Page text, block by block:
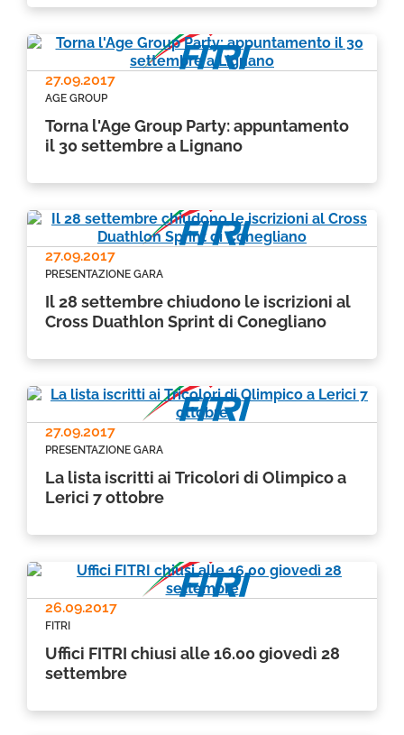
27.09.2017
AGE GROUP
Torna l'Age Group Party: appuntamento
il 30 settembre a Lignano
27.09.2017
PRESENTAZIONE GARA
Il 28 settembre chiudono le iscrizioni al
Cross Duathlon Sprint di Conegliano
27.09.2017
PRESENTAZIONE GARA
La lista iscritti ai Tricolori di Olimpico a
Lerici 7 ottobre
26.09.2017
FITRI
Uffici FITRI chiusi alle 16.00 giovedì 28
settembre